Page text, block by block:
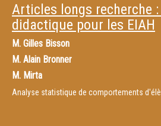
Articles longs recherche
didactique pour les EIAH
M. Gilles Bisson
M. Alain Bronner
M. Mirta
Analyse statistique de comportements